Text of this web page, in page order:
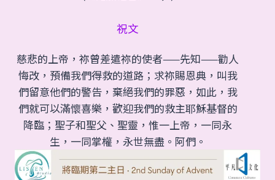
祝文
慈悲的上帝，祢曾差遣祢的使者——先知——勸人
悔改，預備我們得救的道路；求祢賜恩典，叫我
們留意他們的警告，棄絕我們的罪惡，如此，我
們就可以滿懷喜樂，歡迎我們的救主耶穌基督的
降臨；聖子和聖父、聖靈，惟一上帝，一同永
生，一同掌權，永世無盡。阿們。